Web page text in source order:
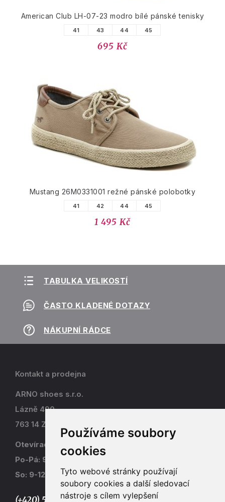
Používáme soubory
cookies
Tyto webové stránky používají
soubory cookies a další sledovací
nástroje s cílem vylepšení
American Club LH-07-23 modro bílé pánské tenisky
41 43 44 45
695 Kč
Mustang 26M0331001 režné pánské polobotky
41 42 44 45
1 495 Kč
TABULKA VELIKOSTÍ
ČASTO KLADENÉ DOTAZY
NÁKUPNÍ RÁDCE
Kontakt a prodejna
ARNO shoes s.r.o.
Lázně 490
763 14 Zlín - Kostelec
Otevírací doba
Po-Pá: 9-17
So: 9-12